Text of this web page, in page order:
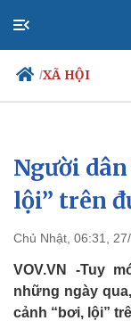
/XÃ HỘI
Chính trị
Đảng
Tổ chức nhân sự
Nhận diện sự thật
Người
lội” trên
Chủ Nhật, 06:31,
VOV.VN -Tuy
những ngày
cảnh “bơi, lội”